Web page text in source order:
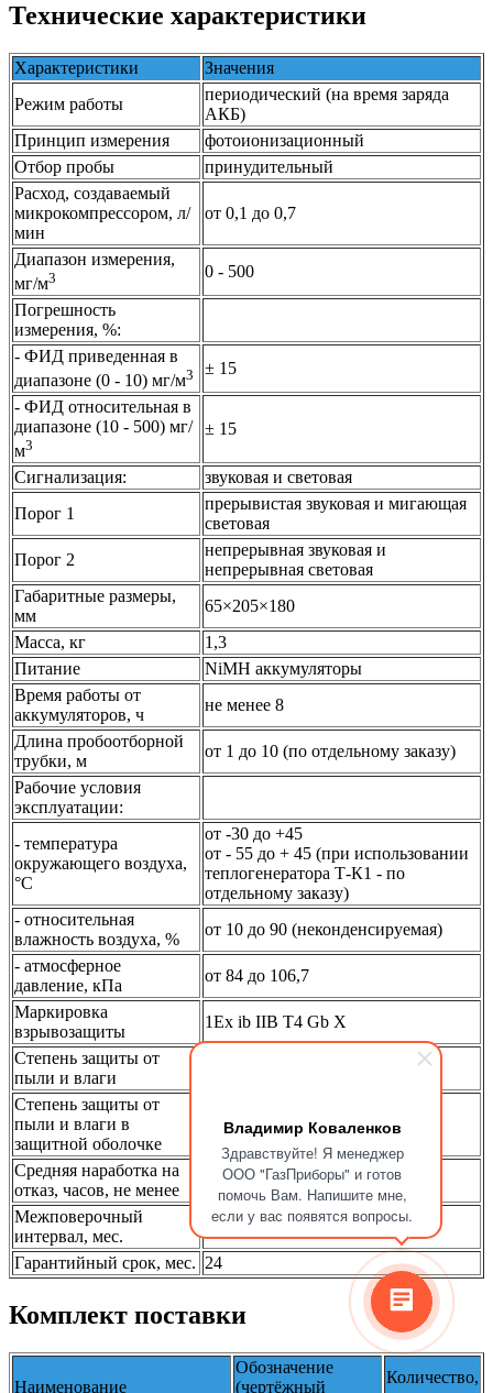
Владимир Коваленков
Здравствуйте! Я менеджер
ООО "ГазПриборы" и готов
помочь Вам. Напишите мне,
если у вас появятся вопросы.
Технические характеристики
Характеристики
Значения
Режим работы
периодический (на время заряда
АКБ)
Принцип измерения
фотоионизационный
Отбор пробы
принудительный
Расход, создаваемый
микрокомпрессором, л/
мин
от 0,1 до 0,7
Диапазон измерения,
мг/м3 0 - 500
Погрешность
измерения, %:
- ФИД приведенная в
диапазоне (0 - 10) мг/м3 ± 15
- ФИД относительная в
диапазоне (10 - 500) мг/
м3
± 15
Сигнализация:
звуковая и световая
Порог 1
прерывистая звуковая и мигающая
световая
Порог 2
непрерывная звуковая и
непрерывная световая
Габаритные размеры,
мм
65×205×180
Масса, кг
1,3
Питание
NiMH аккумуляторы
Время работы от
аккумуляторов, ч
не менее 8
Длина пробоотборной
трубки, м
от 1 до 10 (по отдельному заказу)
Рабочие условия
эксплуатации:
- температура
окружающего воздуха,
°С
от -30 до +45
от - 55 до + 45 (при использовании
теплогенератора Т-К1 - по
отдельному заказу)
- относительная
влажность воздуха, %
от 10 до 90 (неконденсируемая)
- атмосферное
давление, кПа
от 84 до 106,7
Маркировка
взрывозащиты
1Ex ib IIB T4 Gb Х
Степень защиты от
пыли и влаги
Степень защиты от
пыли и влаги в
защитной оболочке
IP67 (по отдельному заказу)
Средняя наработка на
отказ, часов, не менее
10 000
Межповерочный
интервал, мес.
12
Гарантийный срок, мес. 24
Комплект поставки
Наименование
Обозначение
(чертёжный
Количество,